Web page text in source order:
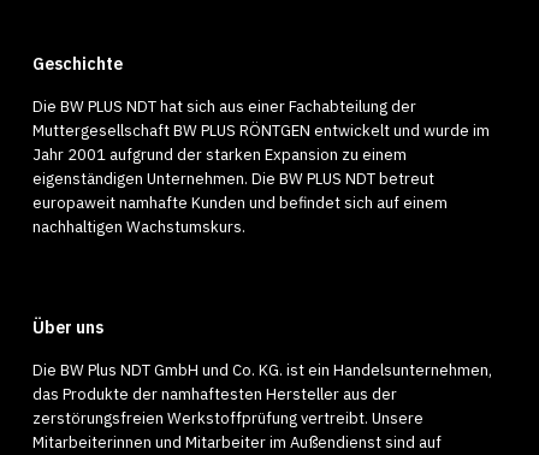
Geschichte
Die BW PLUS NDT hat sich aus einer Fachabteilung der
Muttergesellschaft BW PLUS RÖNTGEN entwickelt und wurde im
Jahr 2001 aufgrund der starken Expansion zu einem
eigenständigen Unternehmen. Die BW PLUS NDT betreut
europaweit namhafte Kunden und befindet sich auf einem
nachhaltigen Wachstumskurs.
Über uns
Die BW Plus NDT GmbH und Co. KG. ist ein Handelsunternehmen,
das Produkte der namhaftesten Hersteller aus der
zerstörungsfreien Werkstoffprüfung vertreibt. Unsere
Mitarbeiterinnen und Mitarbeiter im Außendienst sind auf